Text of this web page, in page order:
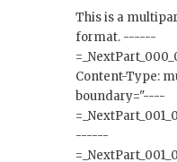
This is a
format. ------
Content-Type:
boundary="----
------